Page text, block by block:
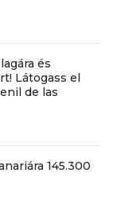
és
Látogass el
de las
145.300